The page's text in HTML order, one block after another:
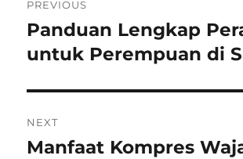
navigation
PREVIOUS
Previous
post:
Panduan Lengkap
untuk Perempuan di
NEXT
Next
Manfaat Kompres